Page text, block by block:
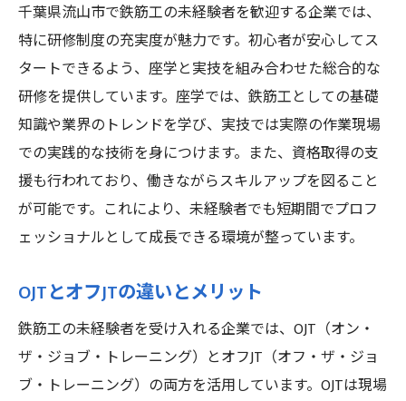
千葉県流山市で鉄筋工の未経験者を歓迎する企業では、
特に研修制度の充実度が魅力です。初心者が安心してス
タートできるよう、座学と実技を組み合わせた総合的な
研修を提供しています。座学では、鉄筋工としての基礎
知識や業界のトレンドを学び、実技では実際の作業現場
での実践的な技術を身につけます。また、資格取得の支
援も行われており、働きながらスキルアップを図ること
が可能です。これにより、未経験者でも短期間でプロフ
ェッショナルとして成長できる環境が整っています。
OJTとオフJTの違いとメリット
鉄筋工の未経験者を受け入れる企業では、OJT（オン・
ザ・ジョブ・トレーニング）とオフJT（オフ・ザ・ジョ
ブ・トレーニング）の両方を活用しています。OJTは現場